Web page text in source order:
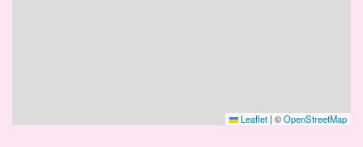
Leaflet | ©OpenStreetMap